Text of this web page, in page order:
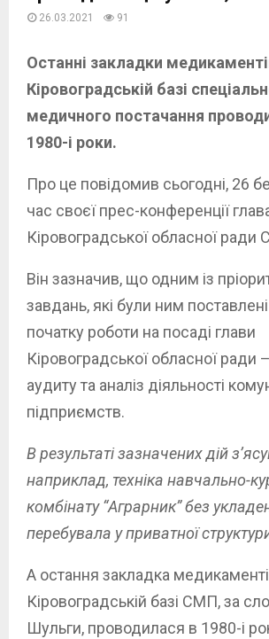
26.03.2021 91
Останні закладки
Кіровоградській базі
медичного постачання
1980-і роки.
Про це повідомив сьогодні, 26
час своєї прес-конференції
Кіровоградської обласної ради
Він зазначив, що одним із
завдань, які були ним
початку роботи на посаді глави
Кіровоградської обласної ради
аудиту та аналіз діяльності
підприємств.
В результаті зазначених дій
наприклад, техніка навчально-
комбінату “Аграрник” без
перебувала у приватної
А остання закладка
Кіровоградській базі СМП, за
Шульги, проводилася в 1980-і